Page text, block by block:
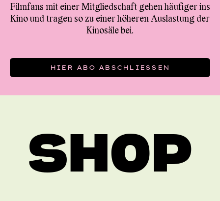
Filmfans mit einer Mitgliedschaft gehen häufiger ins
Kino und tragen so zu einer höheren Auslastung der
Kinosäle bei.
HIER ABO ABSCHLIESSEN
SHOP